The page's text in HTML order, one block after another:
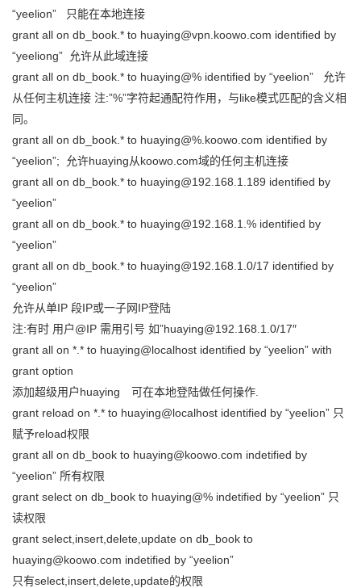
“yeelion” 只能在本地连接
grant all on db_book.* to huaying@vpn.koowo.com identified by
“yeeliong” 允许从此域连接
grant all on db_book.* to huaying@% identified by “yeelion” 允许
从任何主机连接 注:”%”字符起通配符作用，与like模式匹配的含义相
同。
grant all on db_book.* to huaying@%.koowo.com identified by
“yeelion”; 允许huaying从koowo.com域的任何主机连接
grant all on db_book.* to huaying@192.168.1.189 identified by
“yeelion”
grant all on db_book.* to huaying@192.168.1.% identified by
“yeelion”
grant all on db_book.* to huaying@192.168.1.0/17 identified by
“yeelion”
允许从单IP 段IP或一子网IP登陆
注:有时 用户@IP 需用引号 如”huaying@192.168.1.0/17″
grant all on *.* to huaying@localhost identified by “yeelion” with
grant option
添加超级用户huaying 可在本地登陆做任何操作.
grant reload on *.* to huaying@localhost identified by “yeelion” 只
赋予reload权限
grant all on db_book to huaying@koowo.com indetified by
“yeelion” 所有权限
grant select on db_book to huaying@% indetified by “yeelion” 只
读权限
grant select,insert,delete,update on db_book to
huaying@koowo.com indetified by “yeelion”
只有select,insert,delete,update的权限